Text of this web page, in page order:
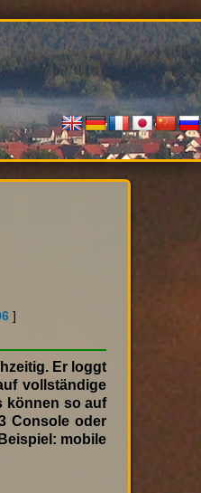
den "FEEDBACK"
]
Er loggt
vollständige
können so auf
Console oder
mobile